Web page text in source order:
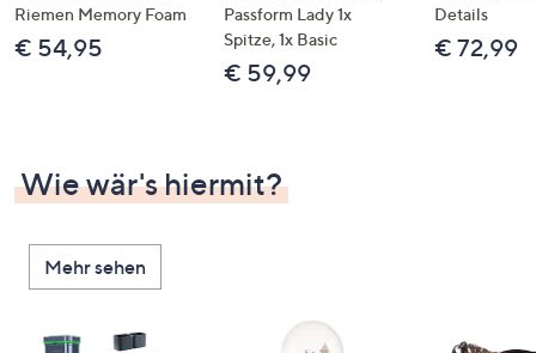
Riemen Memory Foam
€ 54,95
Passform Lady 1x
Spitze, 1x Basic
€ 59,99
Details
€ 72,99
Wie wär's hiermit?
Mehr sehen